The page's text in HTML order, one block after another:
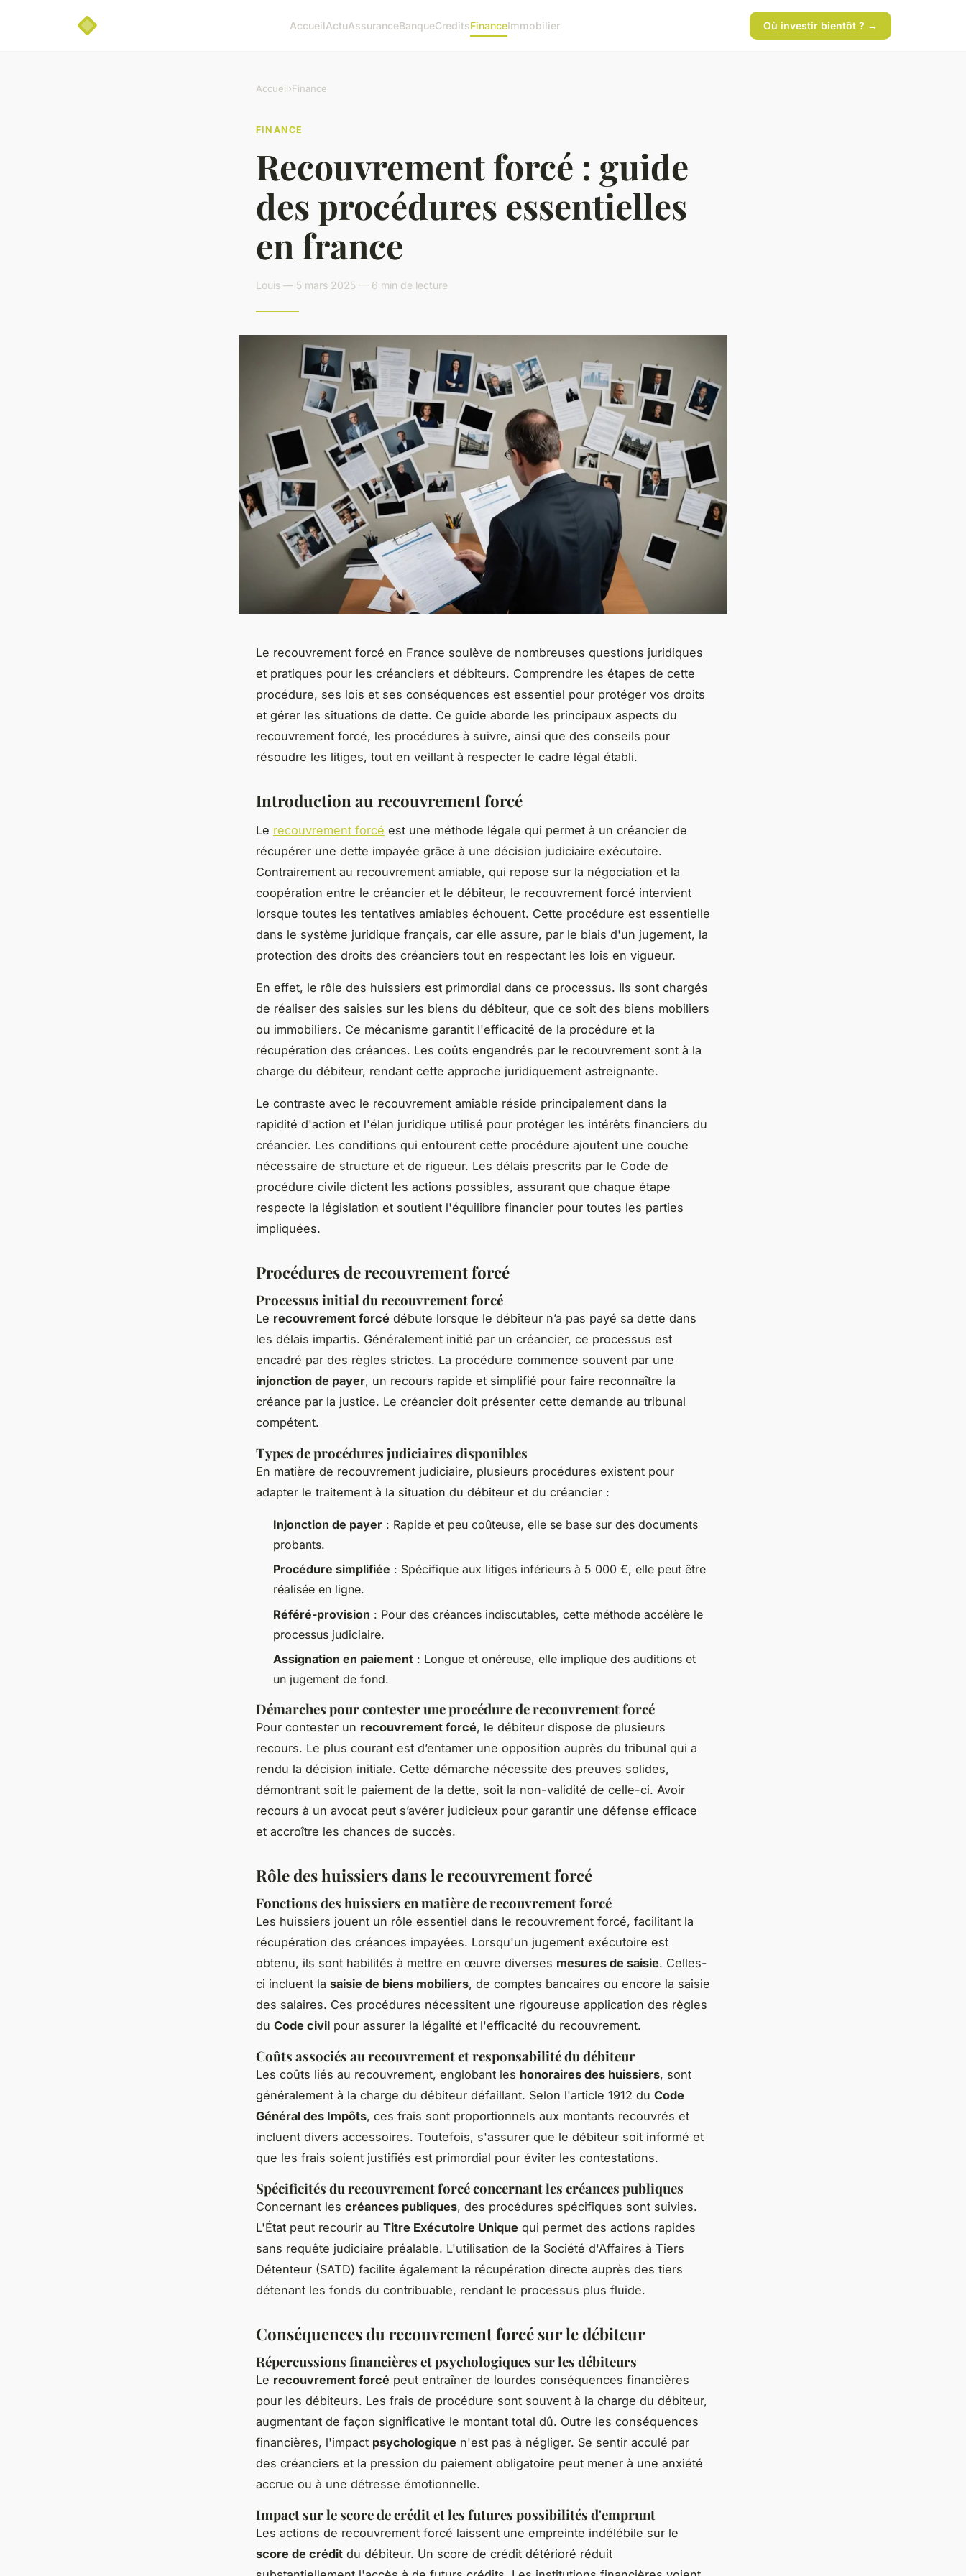
AccueilActuAssuranceBanqueCreditsFinanceImmobilier Où investir bientôt ? →
Accueil›Finance
FINANCE
Recouvrement forcé : guide
des procédures essentielles
en france
Louis — 5 mars 2025 — 6 min de lecture
Le recouvrement forcé en France soulève de nombreuses questions juridiques
et pratiques pour les créanciers et débiteurs. Comprendre les étapes de cette
procédure, ses lois et ses conséquences est essentiel pour protéger vos droits
et gérer les situations de dette. Ce guide aborde les principaux aspects du
recouvrement forcé, les procédures à suivre, ainsi que des conseils pour
résoudre les litiges, tout en veillant à respecter le cadre légal établi.
Introduction au recouvrement forcé
Le recouvrement forcé est une méthode légale qui permet à un créancier de
récupérer une dette impayée grâce à une décision judiciaire exécutoire.
Contrairement au recouvrement amiable, qui repose sur la négociation et la
coopération entre le créancier et le débiteur, le recouvrement forcé intervient
lorsque toutes les tentatives amiables échouent. Cette procédure est essentielle
dans le système juridique français, car elle assure, par le biais d'un jugement, la
protection des droits des créanciers tout en respectant les lois en vigueur.
En effet, le rôle des huissiers est primordial dans ce processus. Ils sont chargés
de réaliser des saisies sur les biens du débiteur, que ce soit des biens mobiliers
ou immobiliers. Ce mécanisme garantit l'efficacité de la procédure et la
récupération des créances. Les coûts engendrés par le recouvrement sont à la
charge du débiteur, rendant cette approche juridiquement astreignante.
Le contraste avec le recouvrement amiable réside principalement dans la
rapidité d'action et l'élan juridique utilisé pour protéger les intérêts financiers du
créancier. Les conditions qui entourent cette procédure ajoutent une couche
nécessaire de structure et de rigueur. Les délais prescrits par le Code de
procédure civile dictent les actions possibles, assurant que chaque étape
respecte la législation et soutient l'équilibre financier pour toutes les parties
impliquées.
Procédures de recouvrement forcé
Processus initial du recouvrement forcé
Le recouvrement forcé débute lorsque le débiteur n’a pas payé sa dette dans
les délais impartis. Généralement initié par un créancier, ce processus est
encadré par des règles strictes. La procédure commence souvent par une
injonction de payer, un recours rapide et simplifié pour faire reconnaître la
créance par la justice. Le créancier doit présenter cette demande au tribunal
compétent.
Types de procédures judiciaires disponibles
En matière de recouvrement judiciaire, plusieurs procédures existent pour
adapter le traitement à la situation du débiteur et du créancier :
Injonction de payer : Rapide et peu coûteuse, elle se base sur des documents
probants.
Procédure simplifiée : Spécifique aux litiges inférieurs à 5 000 €, elle peut être
réalisée en ligne.
Référé-provision : Pour des créances indiscutables, cette méthode accélère le
processus judiciaire.
Assignation en paiement : Longue et onéreuse, elle implique des auditions et
un jugement de fond.
Démarches pour contester une procédure de recouvrement forcé
Pour contester un recouvrement forcé, le débiteur dispose de plusieurs
recours. Le plus courant est d’entamer une opposition auprès du tribunal qui a
rendu la décision initiale. Cette démarche nécessite des preuves solides,
démontrant soit le paiement de la dette, soit la non-validité de celle-ci. Avoir
recours à un avocat peut s’avérer judicieux pour garantir une défense efficace
et accroître les chances de succès.
Rôle des huissiers dans le recouvrement forcé
Fonctions des huissiers en matière de recouvrement forcé
Les huissiers jouent un rôle essentiel dans le recouvrement forcé, facilitant la
récupération des créances impayées. Lorsqu'un jugement exécutoire est
obtenu, ils sont habilités à mettre en œuvre diverses mesures de saisie. Celles-
ci incluent la saisie de biens mobiliers, de comptes bancaires ou encore la saisie
des salaires. Ces procédures nécessitent une rigoureuse application des règles
du Code civil pour assurer la légalité et l'efficacité du recouvrement.
Coûts associés au recouvrement et responsabilité du débiteur
Les coûts liés au recouvrement, englobant les honoraires des huissiers, sont
généralement à la charge du débiteur défaillant. Selon l'article 1912 du Code
Général des Impôts, ces frais sont proportionnels aux montants recouvrés et
incluent divers accessoires. Toutefois, s'assurer que le débiteur soit informé et
que les frais soient justifiés est primordial pour éviter les contestations.
Spécificités du recouvrement forcé concernant les créances publiques
Concernant les créances publiques, des procédures spécifiques sont suivies.
L'État peut recourir au Titre Exécutoire Unique qui permet des actions rapides
sans requête judiciaire préalable. L'utilisation de la Société d'Affaires à Tiers
Détenteur (SATD) facilite également la récupération directe auprès des tiers
détenant les fonds du contribuable, rendant le processus plus fluide.
Conséquences du recouvrement forcé sur le débiteur
Répercussions financières et psychologiques sur les débiteurs
Le recouvrement forcé peut entraîner de lourdes conséquences financières
pour les débiteurs. Les frais de procédure sont souvent à la charge du débiteur,
augmentant de façon significative le montant total dû. Outre les conséquences
financières, l'impact psychologique n'est pas à négliger. Se sentir acculé par
des créanciers et la pression du paiement obligatoire peut mener à une anxiété
accrue ou à une détresse émotionnelle.
Impact sur le score de crédit et les futures possibilités d'emprunt
Les actions de recouvrement forcé laissent une empreinte indélébile sur le
score de crédit du débiteur. Un score de crédit détérioré réduit